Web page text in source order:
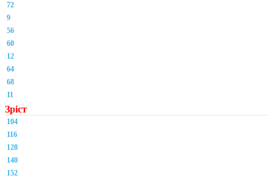
72
9
56
60
12
64
68
11
Зріст
104
116
128
140
152